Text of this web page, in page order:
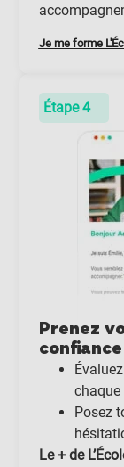
Je me forme
Étape 4
Prenez
confiance
Posez
Le + de